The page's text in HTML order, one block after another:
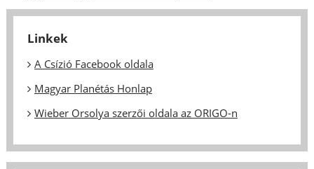
Linkek
A Csízió Facebook oldala
Magyar Planétás Honlap
Wieber Orsolya szerzői oldala az ORIGO-n